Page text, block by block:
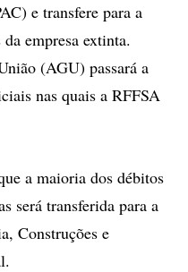
e transfere para a
empresa extinta.
(AGU) passará a
nas quais a RFFSA
a maioria dos débitos
será transferida para a
Construções e